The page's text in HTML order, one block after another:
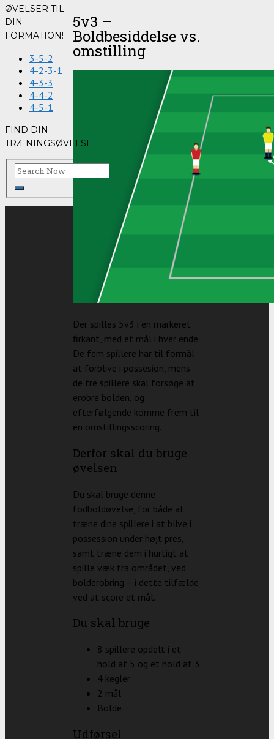
5v3 –
Boldbesiddelse vs.
omstilling
Der spilles 5v3 i en markeret
firkant, med et mål i hver ende.
De fem spillere har til formål
at forblive i possesion, mens
de tre spillere skal forsøge at
erobre bolden, og
efterfølgende komme frem til
en omstillingsscoring.
Derfor skal du bruge
øvelsen
Du skal bruge denne
fodboldøvelse, for både at
træne dine spillere i at blive i
possession under højt pres,
samt træne dem i hurtigt at
spille væk fra området, ved
bolderobring – i dette tilfælde
ved at score et mål.
Du skal bruge
8 spillere opdelt i et
hold af 5 og et hold af 3
4 kegler
2 mål
Bolde
Udførsel
ØVELSER TIL
DIN
FORMATION!
3-5-2
4-2-3-1
4-3-3
4-4-2
4-5-1
FIND DIN
TRÆNINGSØVELSE